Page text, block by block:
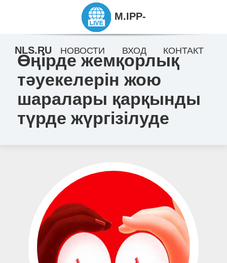
Өңірде жемқорлық
тәуекелерін жою
шаралары қарқынды
түрде жүргізілуде
M.IPP-
NLS.RU НОВОСТИ ВХОД КОНТАКТ